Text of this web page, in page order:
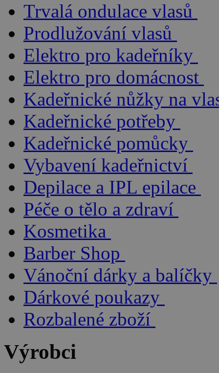
Trvalá ondulace vlasů
Prodlužování vlasů
Elektro pro kadeřníky
Elektro pro domácnost
Kadeřnické nůžky na
Kadeřnické potřeby
Kadeřnické pomůcky
Vybavení kadeřnictví
Depilace a IPL epilace
Péče o tělo a zdraví
Kosmetika
Barber Shop
Vánoční dárky a balíčky
Dárkové poukazy
Rozbalené zboží
Výrobci